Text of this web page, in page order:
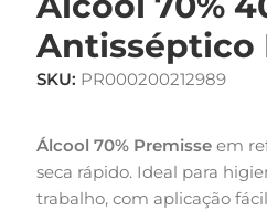
Antisséptico
SKU: PR000200212989
Álcool 70% Premisseem
seca rápido. Ideal para
trabalho, com aplicação